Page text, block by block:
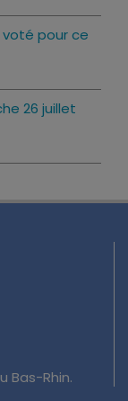
voté pour ce
26 juillet
Bas-Rhin.